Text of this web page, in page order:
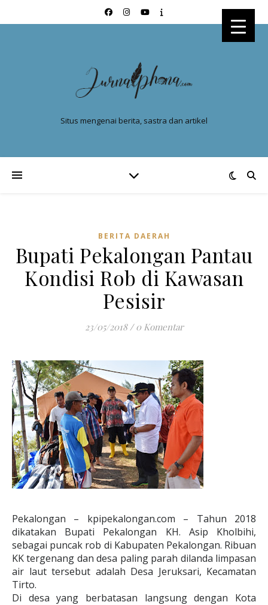
Situs mengenai berita, sastra dan artikel
BERITA DAERAH
Bupati Pekalongan Pantau
Kondisi Rob di Kawasan
Pesisir
23/05/2018 / 0 Komentar
Pekalongan – kpipekalongan.com – Tahun 2018
dikatakan Bupati Pekalongan KH. Asip Kholbihi,
sebagai puncak rob di Kabupaten Pekalongan. Ribuan
KK tergenang dan desa paling parah dilanda limpasan
air laut tersebut adalah Desa Jeruksari, Kecamatan
Tirto.
Di desa yang berbatasan langsung dengan Kota